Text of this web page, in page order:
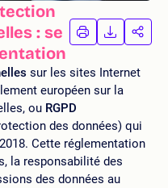
: se
IMPRIMER
LA
LA
sur les sites Internet
européen sur la
ou RGPD
des données) qui
Cette réglementation
la responsabilité des
des données au